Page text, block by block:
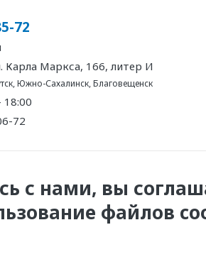
72
Карла Маркса, 166, литер И
,Южно-Сахалинск,Благовещенск
72
с нами, вы
файлов